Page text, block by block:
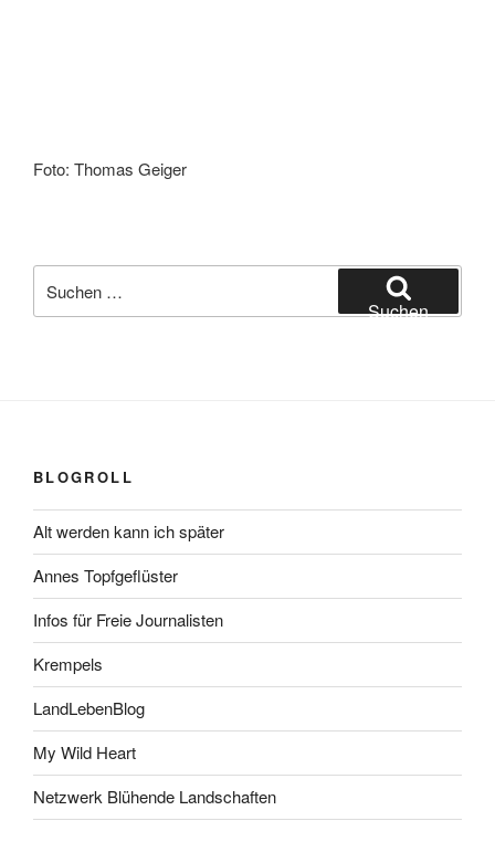
Foto: Thomas Geiger
nach:
Suchen
BLOGROLL
Alt werden kann ich später
Annes Topfgeflüster
Infos für Freie Journalisten
Krempels
LandLebenBlog
My Wild Heart
Netzwerk Blühende Landschaften